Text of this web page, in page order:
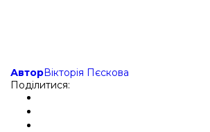
АвторВікторія Пєскова
Поділитися: